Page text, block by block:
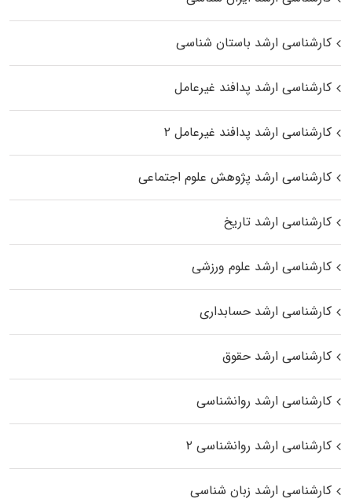
کارشناسی ارشد باستان شناسی
کارشناسی ارشد پدافند غیرعامل
کارشناسی ارشد پدافند غیرعامل ۲
کارشناسی ارشد پژوهش علوم اجتماعی
کارشناسی ارشد تاریخ
کارشناسی ارشد علوم ورزشی
کارشناسی ارشد حسابداری
کارشناسی ارشد حقوق
کارشناسی ارشد روانشناسی
کارشناسی ارشد روانشناسی ۲
کارشناسی ارشد زبان شناسی